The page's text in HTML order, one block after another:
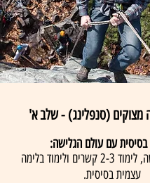
מצוקים (סנפלינג)- שלב א'
בסיסית עם עולם הגלישה:
התנסות בגלישה, לימוד 2-3 קשרים ולימוד בלימה
עצמית בסיסית.